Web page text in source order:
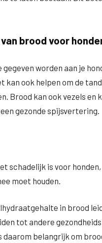
brood voor
worden aan je
kan ook helpen om de
Brood kan ook vezels en
gezonde spijsvertering.
schadelijk is voor honden,
moet houden.
in brood
tot andere
belangrijk om